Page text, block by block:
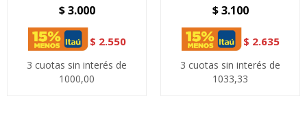
$ 3.000
$ 2.550
3 cuotas sin interés de
1000,00
$ 3.100
$ 2.635
3 cuotas sin interés de
1033,33